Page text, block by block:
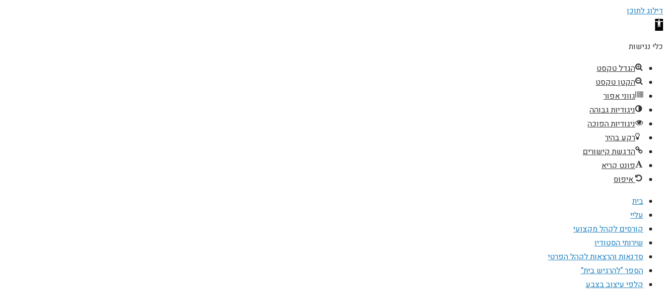
דילוג לתוכן
פתח סרגל נגישות
כלי נגישות
הגדל טקסט
הקטן טקסט
גווני אפור
ניגודיות גבוהה
ניגודיות הפוכה
רקע בהיר
הדגשת קישורים
פונט קריא
איפוס
בית
עליי
קורסים לקהל מקצועי
שירותי הסטודיו
סדנאות והרצאות לקהל הפרטי
הספר “להרגיש בית”
קלפי עיצוב בצבע